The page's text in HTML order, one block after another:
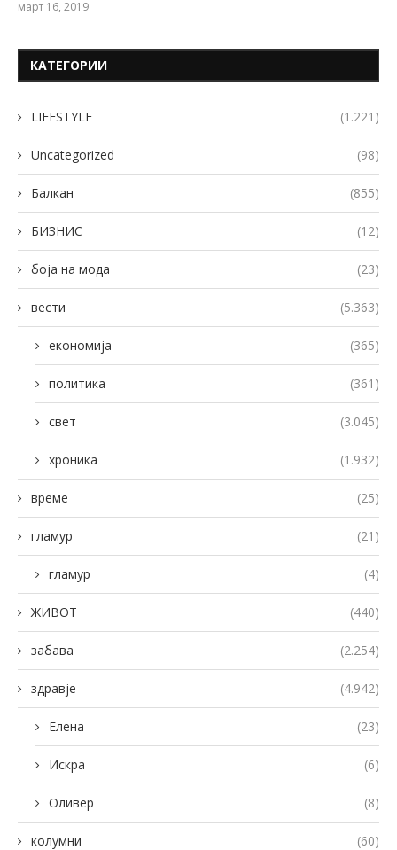
март 16, 2019
КАТЕГОРИИ
LIFESTYLE (1.221)
Uncategorized (98)
Балкан (855)
БИЗНИС (12)
боја на мода (23)
вести (5.363)
економија (365)
политика (361)
свет (3.045)
хроника (1.932)
време (25)
гламур (21)
гламур (4)
ЖИВОТ (440)
забава (2.254)
здравје (4.942)
Елена (23)
Искра (6)
Оливер (8)
колумни (60)